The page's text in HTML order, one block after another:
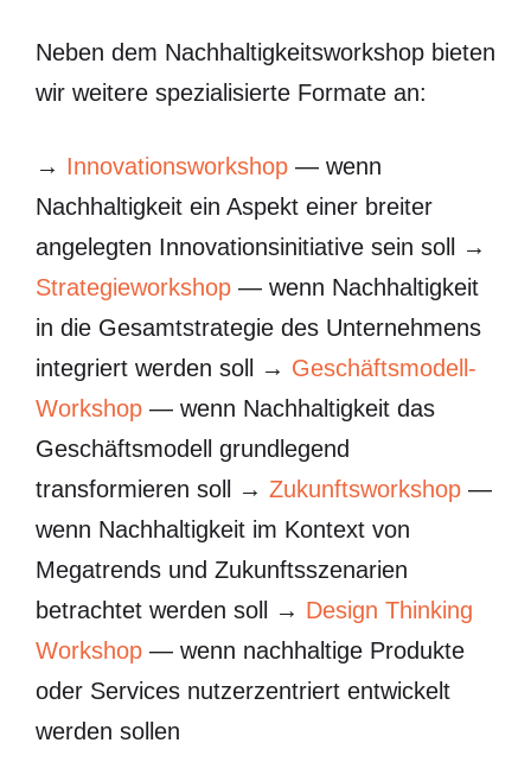
Neben dem Nachhaltigkeitsworkshop bieten
wir weitere spezialisierte Formate an:
→ Innovationsworkshop — wenn
Nachhaltigkeit ein Aspekt einer breiter
angelegten Innovationsinitiative sein soll →
Strategieworkshop — wenn Nachhaltigkeit
in die Gesamtstrategie des Unternehmens
integriert werden soll → Geschäftsmodell-
Workshop — wenn Nachhaltigkeit das
Geschäftsmodell grundlegend
transformieren soll → Zukunftsworkshop —
wenn Nachhaltigkeit im Kontext von
Megatrends und Zukunftsszenarien
betrachtet werden soll → Design Thinking
Workshop — wenn nachhaltige Produkte
oder Services nutzerzentriert entwickelt
werden sollen